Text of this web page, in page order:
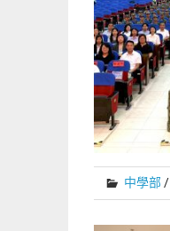
中學部/